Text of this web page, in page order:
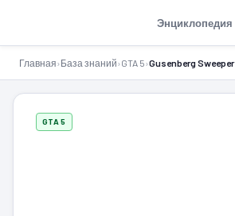
Энциклопедия
Главная›База знаний›GTA 5›Gusenberg Sweeper
GTA 5